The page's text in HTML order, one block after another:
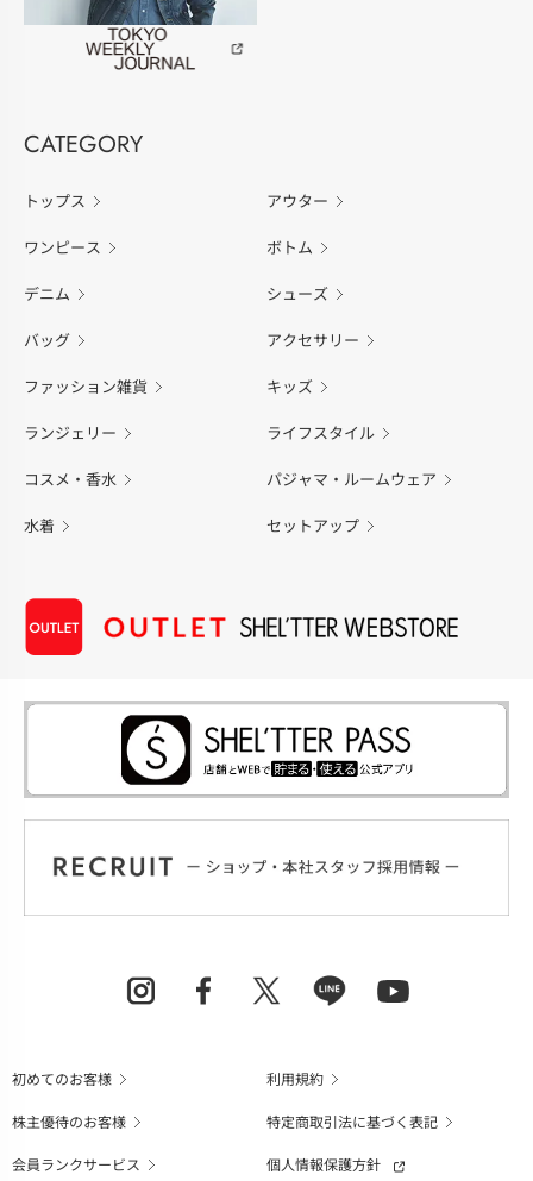
CATEGORY
トップス アウター
ワンピース ボトム
デニム シューズ
バッグ アクセサリー
ファッション雑貨 キッズ
ランジェリー ライフスタイル
コスメ・香水 パジャマ・ルームウェア
水着 セットアップ
初めてのお客様
利用規約
株主優待のお客様
特定商取引法に基づく表記
会員ランクサービス
個人情報保護方針